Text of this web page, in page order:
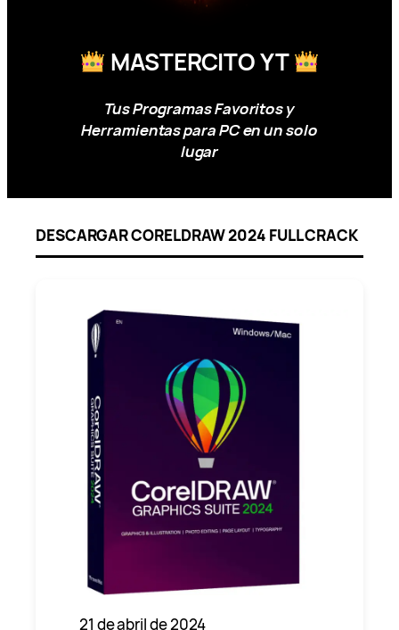
MASTERCITO YT
Tus Programas Favoritos y
Herramientas para PC en un solo
lugar
DESCARGAR CORELDRAW 2024 FULL CRACK
21 de abril de 2024